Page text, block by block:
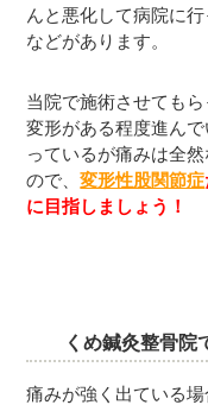
んと悪化して病院に
などがあります。
当院で施術させても
変形がある程度進ん
っているが痛みは全
ので、変形性股関節症
に目指しましょう！
くめ鍼灸整骨院
痛みが強く出ている